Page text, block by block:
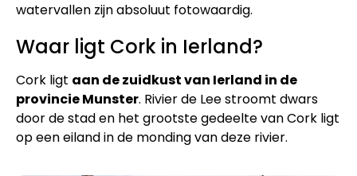
watervallen zijn absoluut fotowaardig.
Waar ligt Cork in Ierland?
Cork ligt aan de zuidkust van Ierland in de
provincie Munster. Rivier de Lee stroomt dwars
door de stad en het grootste gedeelte van Cork ligt
op een eiland in de monding van deze rivier.